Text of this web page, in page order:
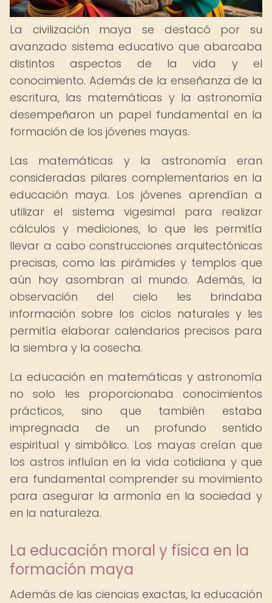
La civilización maya se destacó por su
avanzado sistema educativo que abarcaba
distintos aspectos de la vida y el
conocimiento. Además de la enseñanza de la
escritura, las matemáticas y la astronomía
desempeñaron un papel fundamental en la
formación de los jóvenes mayas.
Las matemáticas y la astronomía eran
consideradas pilares complementarios en la
educación maya. Los jóvenes aprendían a
utilizar el sistema vigesimal para realizar
cálculos y mediciones, lo que les permitía
llevar a cabo construcciones arquitectónicas
precisas, como las pirámides y templos que
aún hoy asombran al mundo. Además, la
observación del cielo les brindaba
información sobre los ciclos naturales y les
permitía elaborar calendarios precisos para
la siembra y la cosecha.
La educación en matemáticas y astronomía
no solo les proporcionaba conocimientos
prácticos, sino que también estaba
impregnada de un profundo sentido
espiritual y simbólico. Los mayas creían que
los astros influían en la vida cotidiana y que
era fundamental comprender su movimiento
para asegurar la armonía en la sociedad y
en la naturaleza.
La educación moral y física en la
formación maya
Además de las ciencias exactas, la educación